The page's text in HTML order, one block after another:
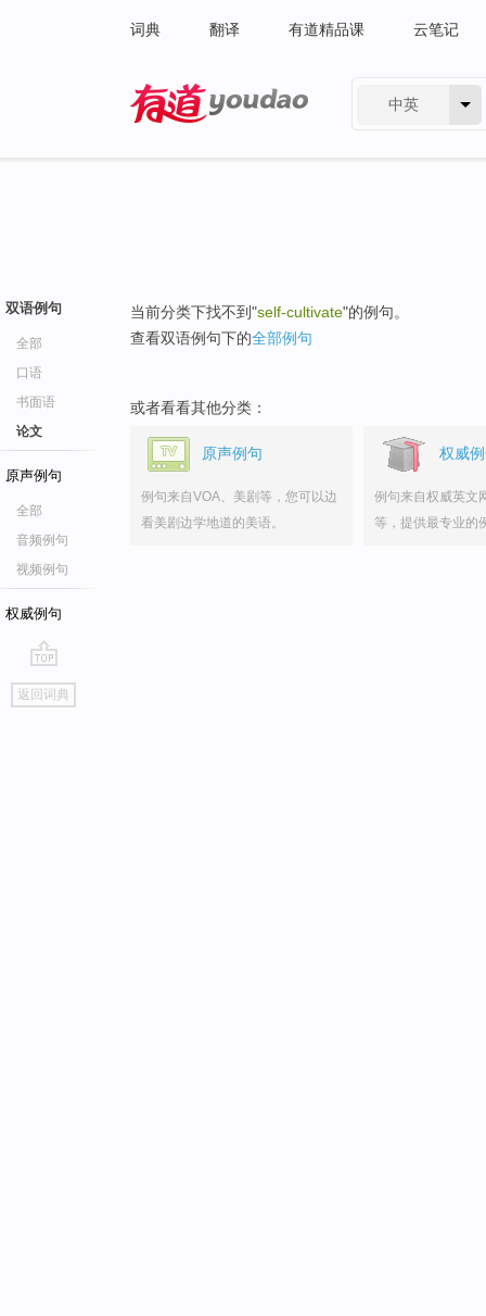
词典 翻译 有道精品课 云笔记
中英
双语例句
全部
口语
书面语
论文
原声例句
全部
音频例句
视频例句
权威例句
go
top
返回词典
当前分类下找不到"self-cultivate"的例句。
查看双语例句下的全部例句
或者看看其他分类：
原声例句
例句来自VOA、美剧等，您可以边
看美剧边学地道的美语。
权威
例句来自权威英文
等，提供最专业的